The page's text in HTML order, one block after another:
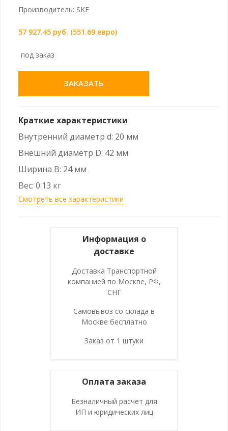
Производитель: SKF
57 927.45 руб. (551.69 евро)
под заказ
ЗАКАЗАТЬ
Краткие характеристики
Внутренний диаметр d: 20 мм
Внешний диаметр D: 42 мм
Ширина B: 24 мм
Вес: 0.13 кг
Смотреть все характеристики
Информация о
доставке
Доставка Транспортной
компанией по Москве, РФ,
СНГ
Самовывоз со склада в
Москве бесплатно
Заказ от 1 штуки
Оплата заказа
Безналичный расчет для
ИП и юридических лиц